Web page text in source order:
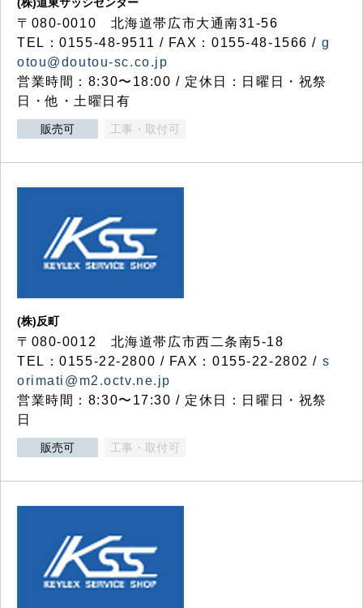
〒080-0010 北海道帯広市大通南31-56
TEL：0155-48-9511 / FAX：0155-48-1566 / g
otou@doutou-sc.co.jp
営業時間：8:30〜18:00 / 定休日：日曜日・祝祭
日・他・土曜日有
販売可 工事・取付可
(株)反町
〒080-0012 北海道帯広市西二条南5-18
TEL：0155-22-2800 / FAX：0155-22-2802 / s
orimati@m2.octv.ne.jp
営業時間：8:30〜17:30 / 定休日：日曜日・祝祭
日
販売可 工事・取付可